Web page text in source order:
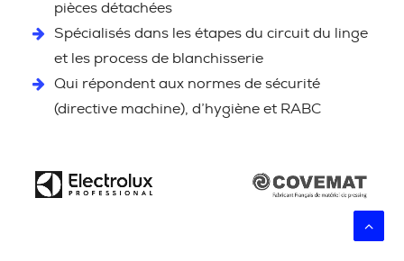
pièces détachées
Spécialisés dans les étapes du circuit du linge
et les process de blanchisserie
Qui répondent aux normes de sécurité
(directive machine), d’hygiène et RABC